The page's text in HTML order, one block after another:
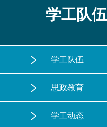
学工队伍
学工队伍
思政教育
学工动态